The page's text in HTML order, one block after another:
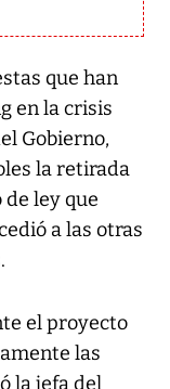
que han
en la crisis
Gobierno,
la retirada
ley que
a las otras
el proyecto
las
la jefa del